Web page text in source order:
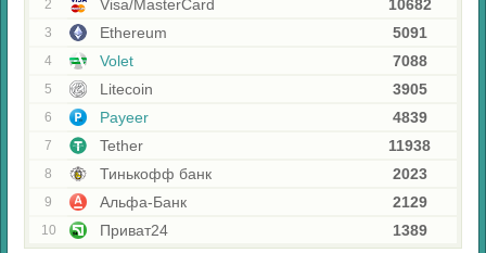
2 Visa/MasterCard 10682
3 Ethereum 5091
4 Volet 7088
5 Litecoin 3905
6 Payeer 4839
7 Tether 11938
8 Тинькофф банк 2023
9 Альфа-Банк 2129
10 Приват24 1389